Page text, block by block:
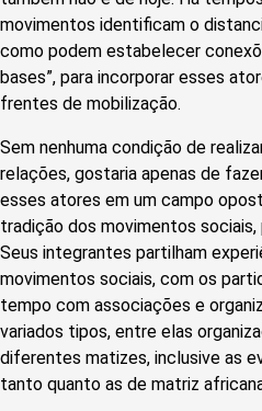
movimentos identificam o
como podem estabelecer
bases”, para incorporar esses
frentes de mobilização.
Sem nenhuma condição de
relações, gostaria apenas de
esses atores em um campo
tradição dos movimentos sociais,
Seus integrantes partilham
movimentos sociais, com os
tempo com associações e
variados tipos, entre elas
diferentes matizes, inclusive as
tanto quanto as de matriz